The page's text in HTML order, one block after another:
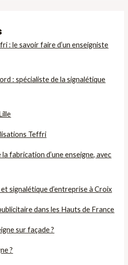
: le savoir faire d’un enseigniste
: spécialiste de la signalétique
Teffri
fabrication d’une enseigne, avec
signalétique d’entreprise à Croix
dans les Hauts de France
sur façade ?
?